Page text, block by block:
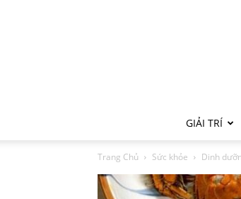
GIẢI TRÍ
Trang Chủ Sức khỏe Dinh